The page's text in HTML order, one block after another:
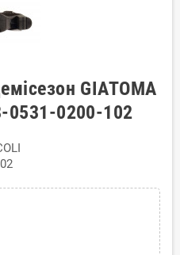
GIATOMA
0531-0200-102